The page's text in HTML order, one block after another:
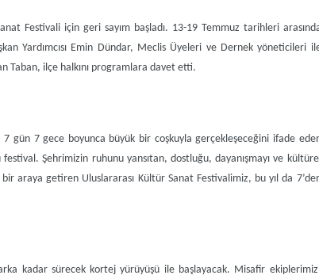
Festivali için geri sayım başladı. 13-19 Temmuz tarihleri
Yardımcısı Emin Dündar, Meclis Üyeleri ve Dernek yöneticileri
Taban, ilçe halkını programlara davet etti.
gün 7 gece boyunca büyük bir coşkuyla gerçekleşeceğini ifade
Şehrimizin ruhunu yansıtan, dostluğu, dayanışmayı ve kültürel
araya getiren Uluslararası Kültür Sanat Festivalimiz, bu yıl da
kadar sürecek kortej yürüyüşü ile başlayacak. Misafir